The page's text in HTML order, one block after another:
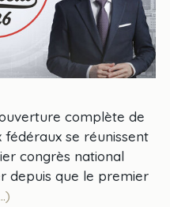
complète de
fédéraux se réunissent
congrès national
depuis que le premier